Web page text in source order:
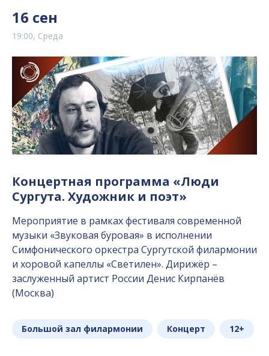
16 сен
19:00, Среда
Концертная программа «Люди
Сургута. Художник и поэт»
Мероприятие в рамках фестиваля современной
музыки «Звуковая буровая» в исполнении
Симфонического оркестра Сургутской филармонии
и хоровой капеллы «Светилен». Дирижёр –
заслуженный артист России Денис Кирпанёв
(Москва)
Большой зал филармонии Концерт 12+